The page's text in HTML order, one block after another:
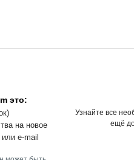
это:
на новое
e-mail
Узнайте все
ещё